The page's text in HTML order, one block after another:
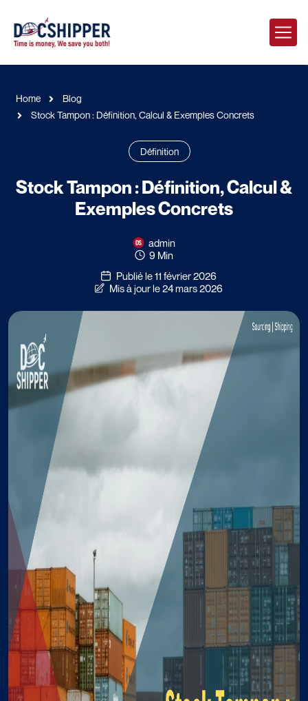
Home
Blog
Stock Tampon : Définition, Calcul & Exemples Concrets
Définition
Stock Tampon : Définition, Calcul &
Exemples Concrets
admin
9 Min
Publié le 11 février 2026
Mis à jour le 24 mars 2026